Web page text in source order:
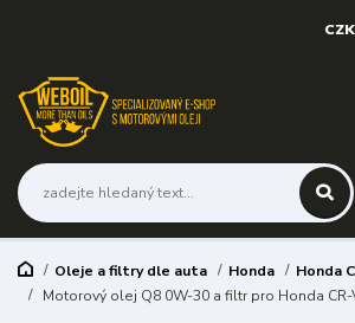
CZK
Oleje a filtry dle auta Honda Honda
Motorový olej Q8 0W-30 a filtr pro Honda CR-